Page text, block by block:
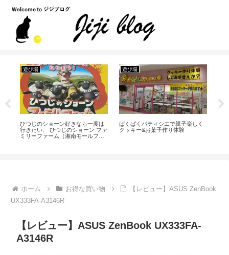
人生 / 暮らし
Amazon（アマゾン）のfire TV
stickでホーム画面などが使えない/
接続できない時の対処方法
国内 / 海外旅行
大手旅行会社のグアム旅行代金ま
とめと格安の安い時期
ホーム お得な買い物
【レビュー】ASUS ZenBook
UX333FA-A3146R
【レビュー】ASUS ZenBook UX333FA-
A3146R